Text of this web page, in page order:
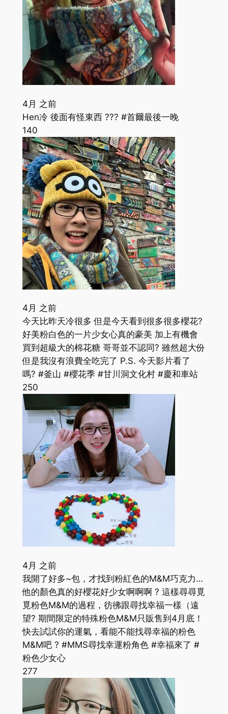
4月 之前
Hen冷 後面有怪東西 ??? #首爾最後一晚
140
4月 之前
今天比昨天冷很多 但是今天看到很多很多櫻花?
好美粉白色的一片少女心真的豪美 加上有機會
買到超級大的棉花糖 哥哥並不認同? 雖然超大份
但是我沒有浪費全吃完了 P.S. 今天影片看了
嗎? #釜山 #櫻花季 #甘川洞文化村 #慶和車站
250
4月 之前
我開了好多~包，才找到粉紅色的M&M巧克力…
他的顏色真的好櫻花好少女啊啊啊 ? 這樣尋尋覓
覓粉色M&M的過程，彷彿跟尋找幸福一樣（遠
望? 期間限定的特殊粉色M&M只販售到4月底！
快去試試你的運氣，看能不能找尋幸福的粉色
M&M吧 ? #MMS尋找幸運粉角色 #幸福來了 #
粉色少女心
277